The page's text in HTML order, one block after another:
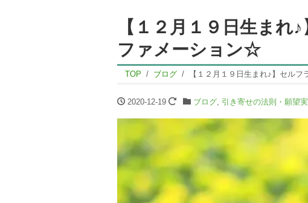
【１２月１９日生ま
ファメーション☆
TOP ブログ 【１２月１９日生まれ♪】セル
2020-12-19 ブログ, 引き寄せの法則・願望